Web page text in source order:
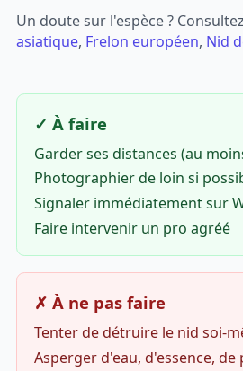
Un doute sur l'espèce ?
asiatique, Frelon européen, Nid
✓ À faire
Garder ses distances (au
Photographier de loin si
Signaler immédiatement sur
Faire intervenir un pro agréé
✗ À ne pas faire
Tenter de détruire le nid soi-
Asperger d'eau, d'essence, de